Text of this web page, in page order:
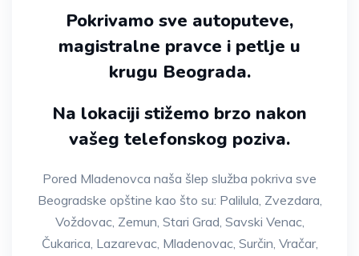
Pokrivamo sve autoputeve,
magistralne pravce i petlje u
krugu Beograda.
Na lokaciji stižemo brzo nakon
vašeg telefonskog poziva.
Pored Mladenovca naša šlep služba pokriva sve
Beogradske opštine kao što su: Palilula, Zvezdara,
Voždovac, Zemun, Stari Grad, Savski Venac,
Čukarica, Lazarevac, Mladenovac, Surčin, Vračar,